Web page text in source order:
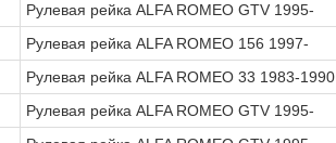
Рулевая рейка ALFA ROMEO GTV 1995-
Рулевая рейка ALFA ROMEO 156 1997-
Рулевая рейка ALFA ROMEO 33 1983-1990
Рулевая рейка ALFA ROMEO GTV 1995-